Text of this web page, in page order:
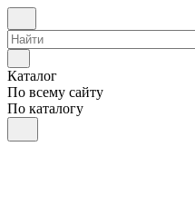
Каталог
По всему сайту
По каталогу